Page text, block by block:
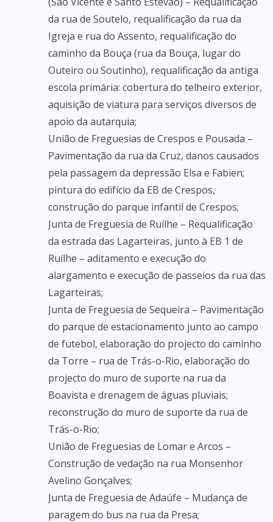
da rua de Soutelo, requalificação da rua da
Igreja e rua do Assento, requalificação do
caminho da Bouça (rua da Bouça, lugar do
Outeiro ou Soutinho), requalificação da antiga
escola primária: cobertura do telheiro exterior,
aquisição de viatura para serviços diversos de
apoio da autarquia;
União de Freguesias de Crespos e Pousada –
Pavimentação da rua da Cruz, danos causados
pela passagem da depressão Elsa e Fabien;
pintura do edifício da EB de Crespos,
construção do parque infantil de Crespos;
Junta de Freguesia de Ruílhe – Requalificação
da estrada das Lagarteiras, junto à EB 1 de
Ruílhe – aditamento e execução do
alargamento e execução de passeios da rua das
Lagarteiras;
Junta de Freguesia de Sequeira – Pavimentação
do parque de estacionamento junto ao campo
de futebol, elaboração do projecto do caminho
da Torre – rua de Trás-o-Rio, elaboração do
projecto do muro de suporte na rua da
Boavista e drenagem de águas pluviais;
reconstrução do muro de suporte da rua de
Trás-o-Rio;
União de Freguesias de Lomar e Arcos –
Construção de vedação na rua Monsenhor
Avelino Gonçalves;
Junta de Freguesia de Adaúfe – Mudança de
paragem do bus na rua da Presa;